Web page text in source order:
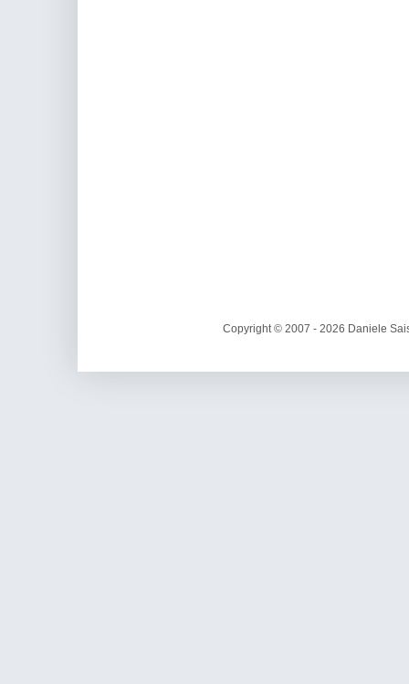
Copyright © 2007 - 2026 Daniele